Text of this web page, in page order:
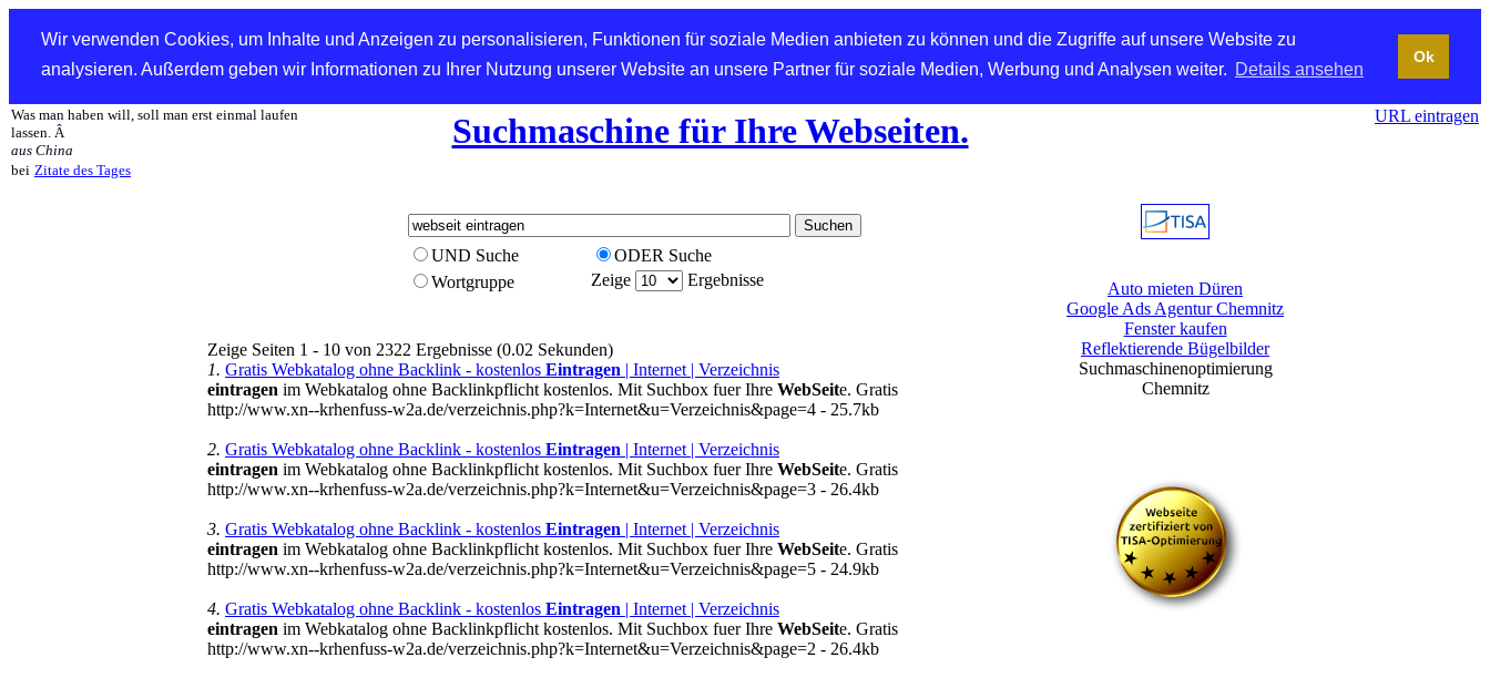
Wir verwenden Cookies, um Inhalte und Anzeigen zu personalisieren, Funktionen für soziale Medien anbieten zu können und die Zugriffe auf unsere Website zu
analysieren. Außerdem geben wir Informationen zu Ihrer Nutzung unserer Website an unsere Partner für soziale Medien, Werbung und Analysen weiter. Details ansehen
Ok
Was man haben will, soll man erst einmal laufen
lassen. Â
aus China
bei Zitate des Tages
Suchmaschine für Ihre Webseiten. URL eintragen
UND Suche
ODER Suche
Wortgruppe
Zeige Ergebnisse
Zeige Seiten 1 - 10 von 2322 Ergebnisse (0.02 Sekunden)
1. Gratis Webkatalog ohne Backlink - kostenlos Eintragen | Internet | Verzeichnis
eintragen im Webkatalog ohne Backlinkpflicht kostenlos. Mit Suchbox fuer Ihre WebSeite. Gratis
http://www.xn--krhenfuss-w2a.de/verzeichnis.php?k=Internet&u=Verzeichnis&page=4 - 25.7kb
2. Gratis Webkatalog ohne Backlink - kostenlos Eintragen | Internet | Verzeichnis
eintragen im Webkatalog ohne Backlinkpflicht kostenlos. Mit Suchbox fuer Ihre WebSeite. Gratis
http://www.xn--krhenfuss-w2a.de/verzeichnis.php?k=Internet&u=Verzeichnis&page=3 - 26.4kb
3. Gratis Webkatalog ohne Backlink - kostenlos Eintragen | Internet | Verzeichnis
eintragen im Webkatalog ohne Backlinkpflicht kostenlos. Mit Suchbox fuer Ihre WebSeite. Gratis
http://www.xn--krhenfuss-w2a.de/verzeichnis.php?k=Internet&u=Verzeichnis&page=5 - 24.9kb
4. Gratis Webkatalog ohne Backlink - kostenlos Eintragen | Internet | Verzeichnis
eintragen im Webkatalog ohne Backlinkpflicht kostenlos. Mit Suchbox fuer Ihre WebSeite. Gratis
http://www.xn--krhenfuss-w2a.de/verzeichnis.php?k=Internet&u=Verzeichnis&page=2 - 26.4kb
Auto mieten Düren
Google Ads Agentur Chemnitz
Fenster kaufen
Reflektierende Bügelbilder
Suchmaschinenoptimierung
Chemnitz